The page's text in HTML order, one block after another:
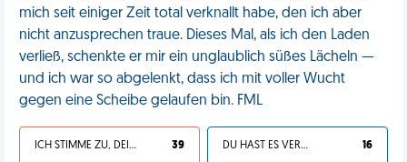
mich seit einiger Zeit total verknallt habe, den ich aber
nicht anzusprechen traue. Dieses Mal, als ich den Laden
verließ, schenkte er mir ein unglaublich süßes Lächeln —
und ich war so abgelenkt, dass ich mit voller Wucht
gegen eine Scheibe gelaufen bin. FML
ICH STIMME ZU, DEIN LEBEN IST SCHEISSE 39 DU HAST ES VERDIENT 16